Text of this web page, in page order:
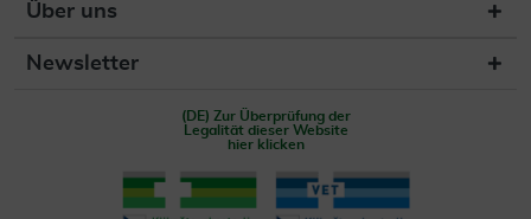
Über uns
Newsletter
(DE) Zur Überprüfung der
Legalität dieser Website
hier klicken